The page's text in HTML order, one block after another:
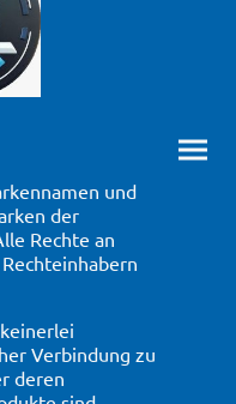
und
der
Rechte an
Verbindung zu
deren